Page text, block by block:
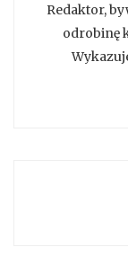
Redaktor,
odrobinę